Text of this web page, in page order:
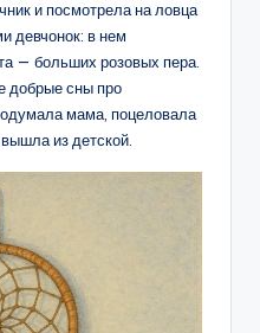
и посмотрела на ловца
девчонок: в нем
— больших розовых пера.
добрые сны про
мама, поцеловала
из детской.